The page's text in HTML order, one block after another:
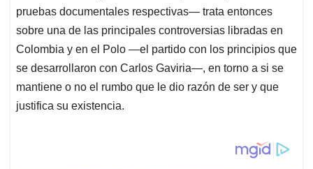
pruebas documentales respectivas— trata entonces
sobre una de las principales controversias libradas en
Colombia y en el Polo —el partido con los principios que
se desarrollaron con Carlos Gaviria—, en torno a si se
mantiene o no el rumbo que le dio razón de ser y que
justifica su existencia.